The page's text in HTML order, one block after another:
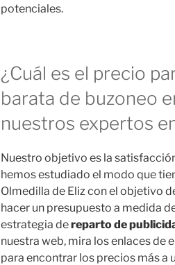
potenciales.
¿Cuál es el precio
barata de buzoneo
nuestros expertos
Nuestro objetivo es la
hemos estudiado el modo que
Olmedilla de Eliz con el objetivo
hacer un presupuesto a medida
estrategia dereparto de
nuestra web, mira los enlaces de
para encontrar los precios más a